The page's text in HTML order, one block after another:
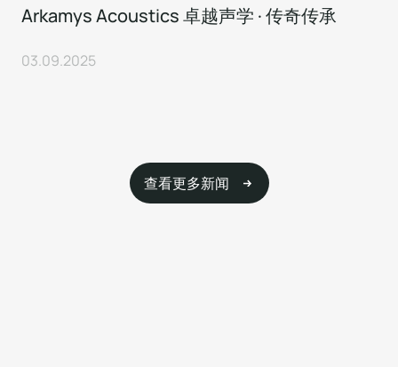
Arkamys Acoustics 卓越声学 · 传奇传承
03.09.2025
查看更多新闻